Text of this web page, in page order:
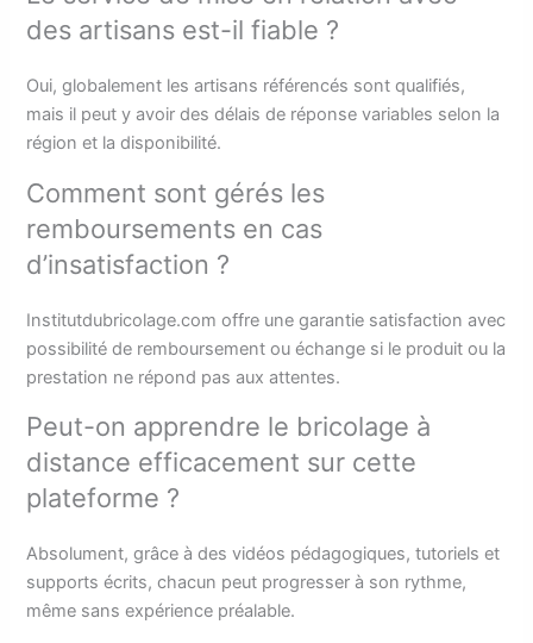
des artisans est-il fiable ?
Oui, globalement les artisans référencés sont qualifiés,
mais il peut y avoir des délais de réponse variables selon la
région et la disponibilité.
Comment sont gérés les
remboursements en cas
d’insatisfaction ?
Institutdubricolage.com offre une garantie satisfaction avec
possibilité de remboursement ou échange si le produit ou la
prestation ne répond pas aux attentes.
Peut-on apprendre le bricolage à
distance efficacement sur cette
plateforme ?
Absolument, grâce à des vidéos pédagogiques, tutoriels et
supports écrits, chacun peut progresser à son rythme,
même sans expérience préalable.